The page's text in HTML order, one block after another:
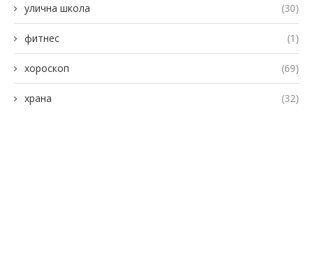
улична школа (30)
фитнес (1)
хороскоп (69)
храна (32)